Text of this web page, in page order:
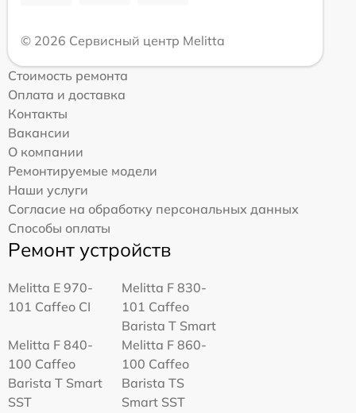
© 2026 Сервисный центр Melitta
Стоимость ремонта
Оплата и доставка
Контакты
Вакансии
О компании
Ремонтируемые модели
Наши услуги
Согласие на обработку персональных данных
Способы оплаты
Ремонт устройств
Melitta Е 970-
101 Caffeo CI
Melitta F 830-
101 Caffeo
Barista T Smart
Melitta F 840-
100 Caffeo
Barista T Smart
SST
Melitta F 860-
100 Caffeo
Barista TS
Smart SST